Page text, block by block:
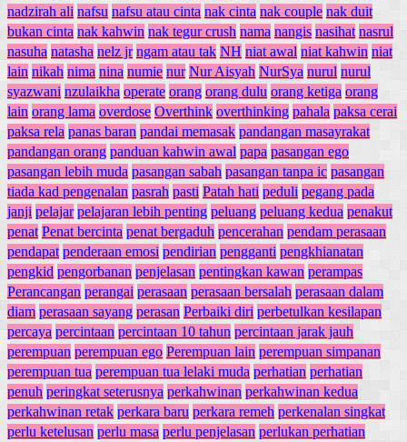
nadzirah ali nafsu nafsu atau cinta nak cinta nak couple nak duit
bukan cinta nak kahwin nak tegur crush nama nangis nasihat nasrul
nasuha natasha nelz jr ngam atau tak NH niat awal niat kahwin niat
lain nikah nima nina numie nur Nur Aisyah NurSya nurul nurul
syazwani nzulaikha operate orang orang dulu orang ketiga orang
lain orang lama overdose Overthink overthinking pahala paksa cerai
paksa rela panas baran pandai memasak pandangan masayrakat
pandangan orang panduan kahwin awal papa pasangan ego
pasangan lebih muda pasangan sabah pasangan tanpa ic pasangan
tiada kad pengenalan pasrah pasti Patah hati peduli pegang pada
janji pelajar pelajaran lebih penting peluang peluang kedua penakut
penat Penat bercinta penat bergaduh pencerahan pendam perasaan
pendapat penderaan emosi pendirian pengganti pengkhianatan
pengkid pengorbanan penjelasan pentingkan kawan perampas
Perancangan perangai perasaan perasaan bersalah perasaan dalam
diam perasaan sayang perasan Perbaiki diri perbetulkan kesilapan
percaya percintaan percintaan 10 tahun percintaan jarak jauh
perempuan perempuan ego Perempuan lain perempuan simpanan
perempuan tua perempuan tua lelaki muda perhatian perhatian
penuh peringkat seterusnya perkahwinan perkahwinan kedua
perkahwinan retak perkara baru perkara remeh perkenalan singkat
perlu ketelusan perlu masa perlu penjelasan perlukan perhatian